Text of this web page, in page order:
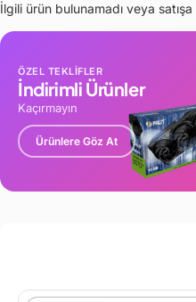
İlgili ürün bulunamadı veya
ÖZEL TEKLİFLER
İndirimli Ürünler
Kaçırmayın
Ürünlere Göz At